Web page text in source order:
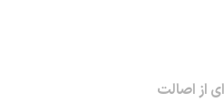
از اصالت